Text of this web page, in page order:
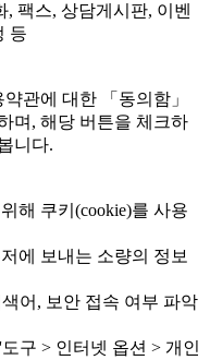
팩스, 상담게시판, 이벤
등
관에 대한 「동의함」
며, 해당 버튼을 체크하
니다.
해 쿠키(cookie)를 사용
에 보내는 소량의 정보
어, 보안 접속 여부 파악
구 > 인터넷 옵션 > 개인